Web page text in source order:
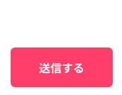
送信する